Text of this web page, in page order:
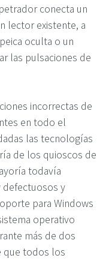
conecta un
lector existente, a
oculta o un
las pulsaciones de
incorrectas de
en todo el
las tecnologías
de los quioscos de
todavía
defectuosos y
para Windows
operativo
más de dos
que todos los